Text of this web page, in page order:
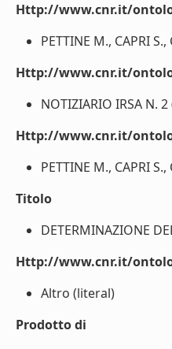
Http://www.cnr.it/
PETTINE M., CAPRI
Http://www.cnr.it/
NOTIZIARIO IRSA N.
Http://www.cnr.it/
PETTINE M., CAPRI
Titolo
DETERMINAZIONE
Http://www.cnr.it/
Altro (literal)
Prodotto di